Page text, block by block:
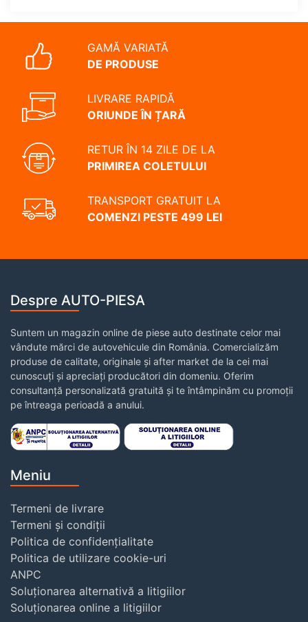
GAMĂ VARIATĂ
DE PRODUSE
LIVRARE RAPIDĂ
ORIUNDE ÎN ȚARĂ
RETUR ÎN 14 ZILE DE LA
PRIMIREA COLETULUI
TRANSPORT GRATUIT LA
COMENZI PESTE 499 LEI
Despre AUTO-PIESA
Suntem un magazin online de piese auto destinate celor mai
vândute mărci de autovehicule din România. Comercializăm
produse de calitate, originale și after market de la cei mai
cunoscuți și apreciați producători din domeniu. Oferim
consultanță personalizată gratuită și te întâmpinăm cu promoții
pe întreaga perioadă a anului.
Meniu
Termeni de livrare
Termeni și condiții
Politica de confidențialitate
Politica de utilizare cookie-uri
ANPC
Soluționarea alternativă a litigiilor
Soluționarea online a litigiilor